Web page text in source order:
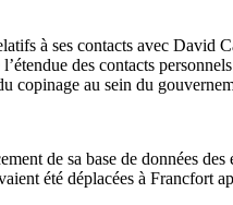
à ses contacts avec David
des contacts
copinage au sein du
de sa base de données
été déplacées à Francfort